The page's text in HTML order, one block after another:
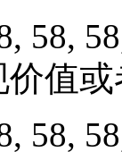
58,
值
58,